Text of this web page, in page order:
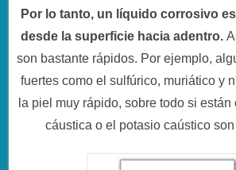
Por lo tanto, un líquido corrosivo
desde la superficie hacia adentro.
son bastante rápidos. Por ejemplo,
fuertes como el sulfúrico, muriático y
la piel muy rápido, sobre todo si
cáustica o el potasio caústico